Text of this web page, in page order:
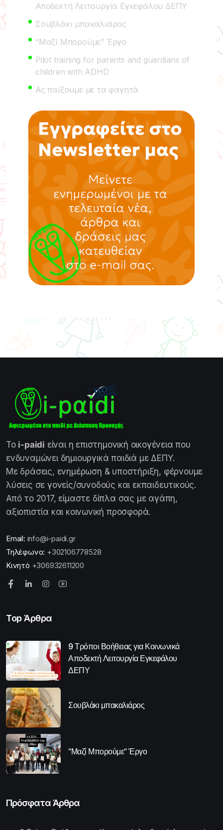
Αποδεκτή Λειτουργία Εγκεφάλου ΔΕΠΥ
Σουβλάκι μπακαλιάρος
“Μαζί Μπορούμε” Έργο
Pilot training for parents and guardians of
children with ADHD
Ας παίξουμε με τα φαγητά
Το i-paidi είναι η επιστημονική οικογένεια που
ενδυναμώνει δημιουργικά παιδιά με ΔΕΠΥ.
Με δράσεις, ενημέρωση & υποστήριξη, φέρνουμε
λύσεις σε γονείς/συνοδούς και εκπαιδευτικούς.
Από το 2017, είμαστε δίπλα σας με αγάπη,
αξιοπιστία και κοινωνική προσφορά.
Email: info@i-paidi.gr
Τηλέφωνο: +302106778528
Κινητό +306932611200
Top Άρθρα
9 Τρόποι Βοήθειας για Κοινωνικά
Αποδεκτή Λειτουργία Εγκεφάλου
ΔΕΠΥ
Σουβλάκι μπακαλιάρος
“Μαζί Μπορούμε” Έργο
Πρόσφατα Άρθρα